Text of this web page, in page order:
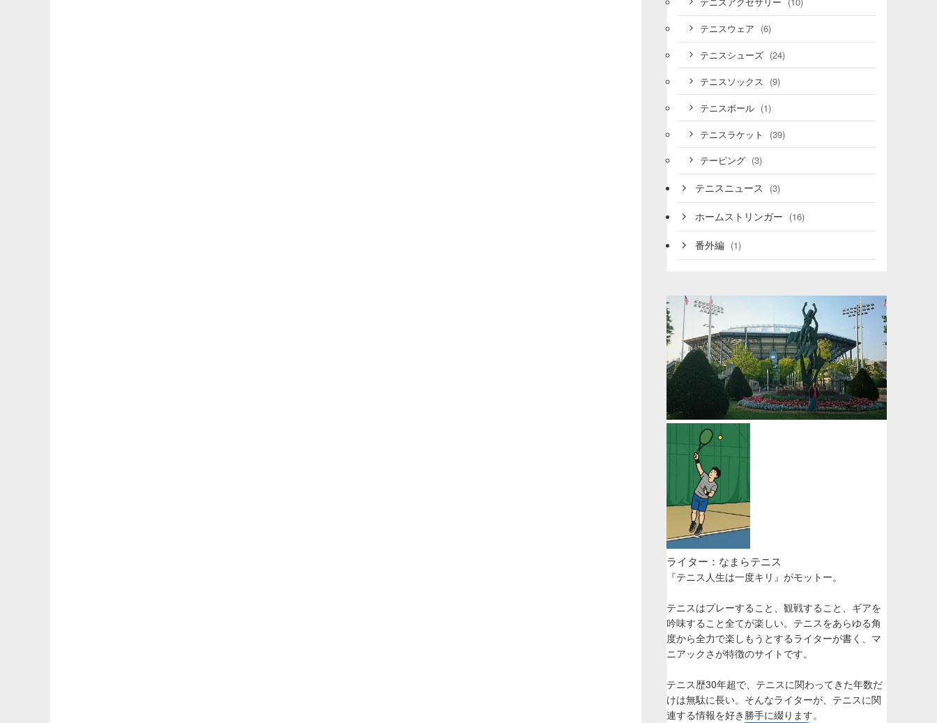
テニスウェア (6)
テニスシューズ (24)
テニスソックス (9)
テニスボール (1)
テニスラケット (39)
テーピング (3)
テニスニュース (3)
ホームストリンガー (16)
番外編 (1)
ライター：なまらテニス
『テニス人生は一度キリ』がモットー。
テニスはプレーすること、観戦すること、ギアを
吟味すること全てが楽しい。テニスをあらゆる角
度から全力で楽しもうとするライターが書く、マ
ニアックさが特徴のサイトです。
テニス歴30年超で、テニスに関わってきた年数だ
けは無駄に長い。そんなライターが、テニスに関
連する情報を好き勝手に綴ります。